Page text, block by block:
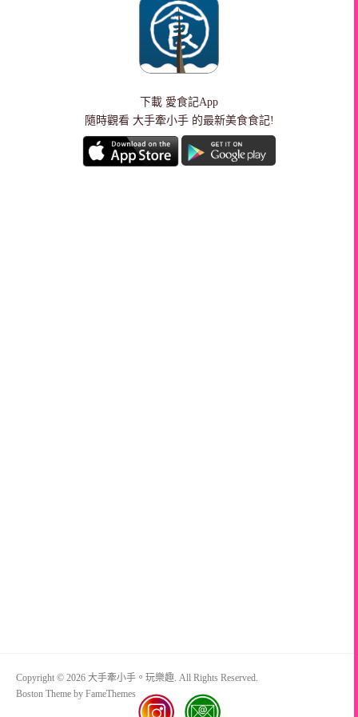
下載 愛食記App
隨時觀看 大手牽小手 的最新美食食記!
Copyright © 2026 大手牽小手。玩樂趣. All Rights Reserved.
Boston Theme by FameThemes